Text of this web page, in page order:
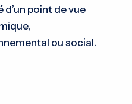
d’un point de vue
ou social.